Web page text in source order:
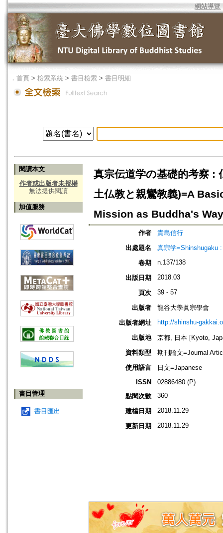
網站導覽
． 首頁 > 檢索系統 > 書目檢索 > 書目明細
閱讀本文
作者或出版者未授權
無法提供閱讀
加值服務
書目管理
書目匯出
真宗伝道学の基礎的考察 :
土仏教と親鸞教義)=A
Mission as Buddha's Way
作者
貴島信行
出處題名
真宗学=Shinshugaku
卷期
n.137/138
出版日期 2018.03
頁次 39 - 57
出版者
龍谷大學眞宗學會
出版者網址
http://shinshu-
出版地
京都, 日本 [Kyoto,
資料類型
期刊論文=Journal
使用語言
日文=Japanese
ISSN
02886480 (P)
點閱次數
360
建檔日期 2018.11.29
更新日期 2018.11.29